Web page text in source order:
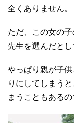
全くありません。
ただ、この女の
先生を選んだとし
やっぱり親が子
りにしてしまう
まうこともある